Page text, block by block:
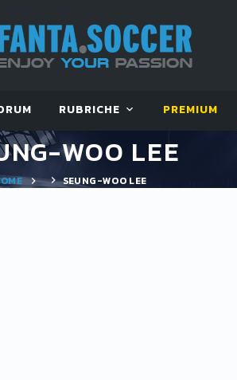
RUBRICHE PREMIUM
WOO LEE
SEUNG-WOO LEE